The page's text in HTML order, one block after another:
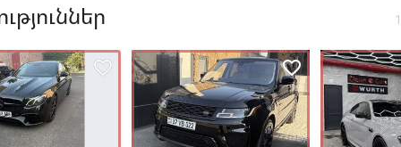
favorite_border favorite_border